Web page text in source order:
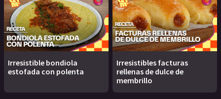
Irresistible bondiola
estofada con polenta
Irresistibles facturas
rellenas de dulce de
membrillo